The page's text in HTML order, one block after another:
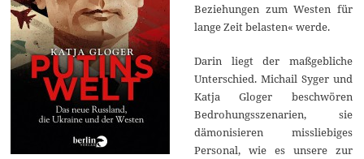
Beziehungen zum Westen für
lange Zeit belasten« werde.
Darin liegt der maßgebliche
Unterschied. Michail Syger und
Katja Gloger beschwören
Bedrohungsszenarien, sie
dämonisieren missliebiges
Personal, wie es unsere zur